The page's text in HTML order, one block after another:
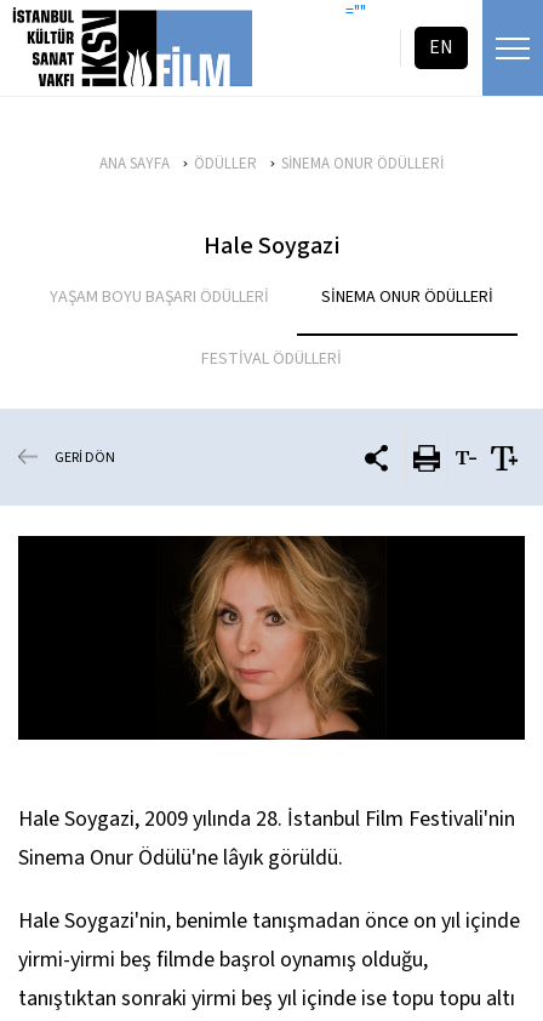
icerigi atla =""
EN
ANA SAYFA ÖDÜLLER SİNEMA ONUR ÖDÜLLERİ
Hale Soygazi
YAŞAM BOYU BAŞARI ÖDÜLLERİ SİNEMA ONUR ÖDÜLLERİ
FESTİVAL ÖDÜLLERİ
GERİ DÖN
Hale Soygazi, 2009 yılında 28. İstanbul Film Festivali'nin
Sinema Onur Ödülü'ne lâyık görüldü.
Hale Soygazi'nin, benimle tanışmadan önce on yıl içinde
yirmi-yirmi beş filmde başrol oynamış olduğu,
tanıştıktan sonraki yirmi beş yıl içinde ise topu topu altı